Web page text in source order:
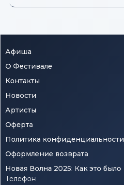
Афиша
О Фестивале
Контакты
Новости
Артисты
Оферта
Политика конфиденциальности
Оформление возврата
Новая Волна 2025: Как это было
Телефон